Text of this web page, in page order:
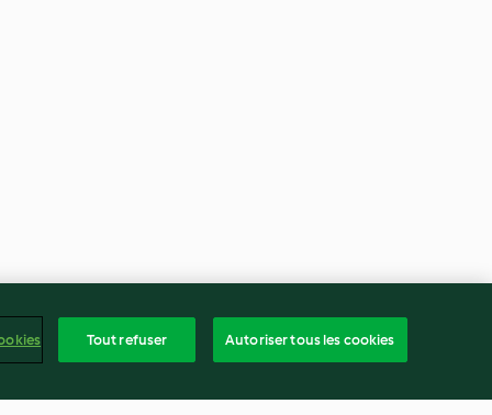
Tout refuser Autoriser tous les cookies